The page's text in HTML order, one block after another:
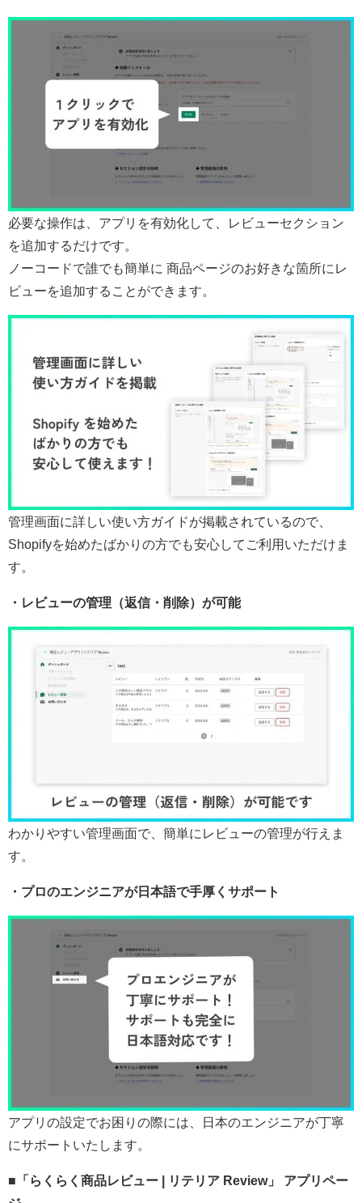
必要な操作は、アプリを有効化して、レビューセクション
を追加するだけです。
ノーコードで誰でも簡単に 商品ページのお好きな箇所にレ
ビューを追加することができます。
管理画面に詳しい使い方ガイドが掲載されているので、
Shopifyを始めたばかりの方でも安心してご利用いただけま
す。
・レビューの管理（返信・削除）が可能
わかりやすい管理画面で、簡単にレビューの管理が行えま
す。
・プロのエンジニアが日本語で手厚くサポート
アプリの設定でお困りの際には、日本のエンジニアが丁寧
にサポートいたします。
■「らくらく商品レビュー | リテリア Review」 アプリペー